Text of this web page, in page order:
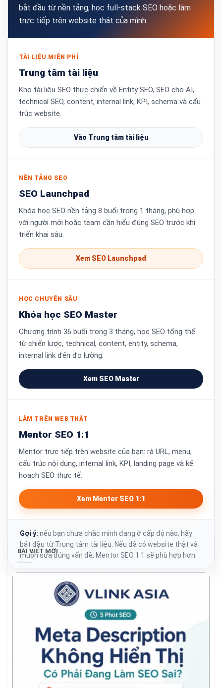
bắt đầu từ nền tảng, học full-stack SEO hoặc làm
trực tiếp trên website thật của mình.
TÀI LIỆU MIỄN PHÍ
Trung tâm tài liệu
Kho tài liệu SEO thực chiến về Entity SEO, SEO cho AI,
technical SEO, content, internal link, KPI, schema và cấu
trúc website.
Vào Trung tâm tài liệu
NỀN TẢNG SEO
SEO Launchpad
Khóa học SEO nền tảng 8 buổi trong 1 tháng, phù hợp
với người mới hoặc team cần hiểu đúng SEO trước khi
triển khai sâu.
Xem SEO Launchpad
HỌC CHUYÊN SÂU
Khóa học SEO Master
Chương trình 36 buổi trong 3 tháng, học SEO tổng thể
từ chiến lược, technical, content, entity, schema,
internal link đến đo lường.
Xem SEO Master
LÀM TRÊN WEB THẬT
Mentor SEO 1:1
Mentor trực tiếp trên website của bạn: rà URL, menu,
cấu trúc nội dung, internal link, KPI, landing page và kế
hoạch SEO thực tế.
Xem Mentor SEO 1:1
Gợi ý: nếu bạn chưa chắc mình đang ở cấp độ nào, hãy
bắt đầu từ Trung tâm tài liệu. Nếu đã có website thật và
muốn sửa đúng vấn đề, Mentor SEO 1:1 sẽ phù hợp hơn.
BÀI VIẾT MỚI